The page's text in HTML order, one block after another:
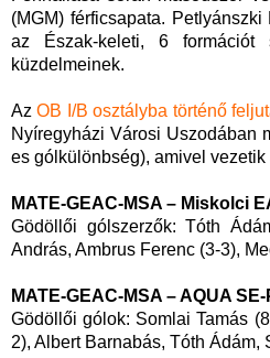
(MGM) férficsapata.
az Észak-keleti, 6 formációt
küzdelmeinek.
AzOB I/B osztályba történő
Nyíregyházi Városi Uszodában
es gólkülönbség), amivel
MATE-GEAC-MSA – Miskolci
Gödöllői gólszerzők: Tóth
András, Ambrus Ferenc (3-3),
MATE-GEAC-MSA – AQUA
Gödöllői gólok: Somlai Tamás
2), Albert Barnabás, Tóth Ádám,